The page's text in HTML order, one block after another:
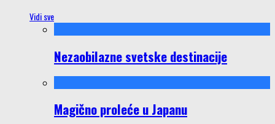
Vidi sve
Nezaobilazne svetske destinacije
Magično proleće u Japanu